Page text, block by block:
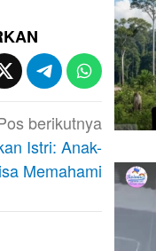
berikutnya
Istri: Anak-
Memahami